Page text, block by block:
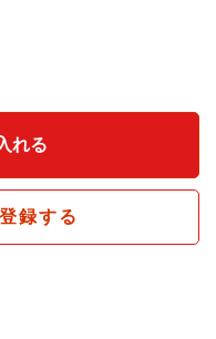
録する